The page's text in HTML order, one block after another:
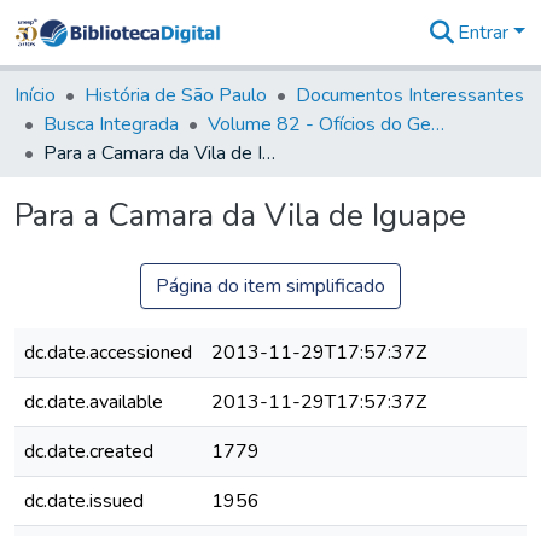
&
Coleções
Tudo na
Biblioteca
Estatísticas
Entrar
Início História de São Paulo
Documentos Interessantes
Busca Integrada
Volume 82 - Ofícios do General Martim Lopes Lobo de Saldanha (Governador da Capitania): 1779- 1780
Para a Camara da Vila de Iguape
Para a Camara da Vila de Iguape
Página do item simplificado
dc.date.accessioned
2013-11-29T17:57:37Z
dc.date.available
2013-11-29T17:57:37Z
dc.date.created
1779
dc.date.issued
1956